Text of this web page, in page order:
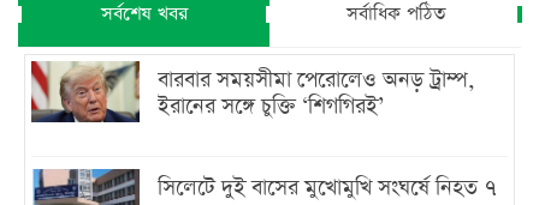
সর্বশেষ খবর সর্বাধিক পঠিত
বারবার সময়সীমা পেরোলেও অনড় ট্রাম্প,
ইরানের সঙ্গে চুক্তি ‘শিগগিরই’
সিলেটে দুই বাসের মুখোমুখি সংঘর্ষে নিহত ৭